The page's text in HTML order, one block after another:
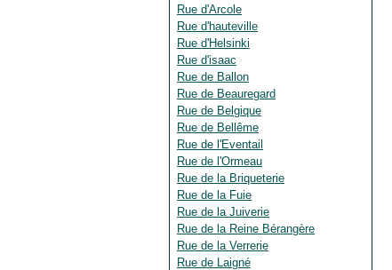
Rue d'Arcole
Rue d'hauteville
Rue d'Helsinki
Rue d'isaac
Rue de Ballon
Rue de Beauregard
Rue de Belgique
Rue de Bellême
Rue de l'Eventail
Rue de l'Ormeau
Rue de la Briqueterie
Rue de la Fuie
Rue de la Juiverie
Rue de la Reine Bérangère
Rue de la Verrerie
Rue de Laigné